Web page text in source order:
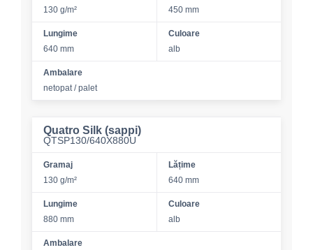
130 g/m²
450 mm
Lungime
640 mm
Culoare
alb
Ambalare
netopat / palet
Quatro Silk (sappi)
QTSP130/640X880U
Gramaj
130 g/m²
Lățime
640 mm
Lungime
880 mm
Culoare
alb
Ambalare